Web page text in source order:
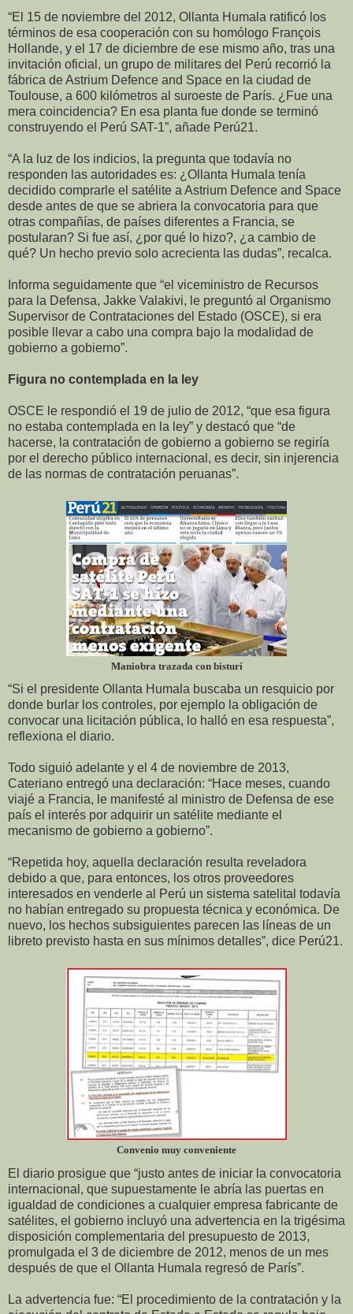
“El 15 de noviembre del 2012, Ollanta Humala ratificó los
términos de esa cooperación con su homólogo François
Hollande, y el 17 de diciembre de ese mismo año, tras una
invitación oficial, un grupo de militares del Perú recorrió la
fábrica de Astrium Defence and Space en la ciudad de
Toulouse, a 600 kilómetros al suroeste de París. ¿Fue una
mera coincidencia? En esa planta fue donde se terminó
construyendo el Perú SAT-1”, añade Perú21.
“A la luz de los indicios, la pregunta que todavía no
responden las autoridades es: ¿Ollanta Humala tenía
decidido comprarle el satélite a Astrium Defence and Space
desde antes de que se abriera la convocatoria para que
otras compañías, de países diferentes a Francia, se
postularan? Si fue así, ¿por qué lo hizo?, ¿a cambio de
qué? Un hecho previo solo acrecienta las dudas”, recalca.
Informa seguidamente que “el viceministro de Recursos
para la Defensa, Jakke Valakivi, le preguntó al Organismo
Supervisor de Contrataciones del Estado (OSCE), si era
posible llevar a cabo una compra bajo la modalidad de
gobierno a gobierno”.
Figura no contemplada en la ley
OSCE le respondió el 19 de julio de 2012, “que esa figura
no estaba contemplada en la ley” y destacó que “de
hacerse, la contratación de gobierno a gobierno se regiría
por el derecho público internacional, es decir, sin injerencia
de las normas de contratación peruanas”.
Maniobra trazada con bisturí
“Si el presidente Ollanta Humala buscaba un resquicio por
donde burlar los controles, por ejemplo la obligación de
convocar una licitación pública, lo halló en esa respuesta”,
reflexiona el diario.
Todo siguió adelante y el 4 de noviembre de 2013,
Cateriano entregó una declaración: “Hace meses, cuando
viajé a Francia, le manifesté al ministro de Defensa de ese
país el interés por adquirir un satélite mediante el
mecanismo de gobierno a gobierno”.
“Repetida hoy, aquella declaración resulta reveladora
debido a que, para entonces, los otros proveedores
interesados en venderle al Perú un sistema satelital todavía
no habían entregado su propuesta técnica y económica. De
nuevo, los hechos subsiguientes parecen las líneas de un
libreto previsto hasta en sus mínimos detalles”, dice Perú21.
Convenio muy conveniente
El diario prosigue que “justo antes de iniciar la convocatoria
internacional, que supuestamente le abría las puertas en
igualdad de condiciones a cualquier empresa fabricante de
satélites, el gobierno incluyó una advertencia en la trigésima
disposición complementaria del presupuesto de 2013,
promulgada el 3 de diciembre de 2012, menos de un mes
después de que el Ollanta Humala regresó de París”.
La advertencia fue: “El procedimiento de la contratación y la